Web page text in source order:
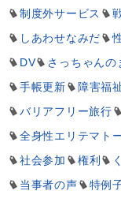
制度外サービス
しあわせなみだ
DV
さっちゃんの
手帳更新
障害福
バリアフリー旅行
全身性エリテマト
社会参加
権利
当事者の声
特例